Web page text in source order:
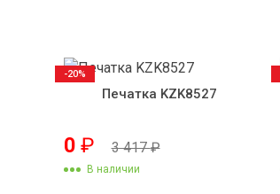
Печатка KZK8527
0 ₽ 3 417₽
В наличии
-20%